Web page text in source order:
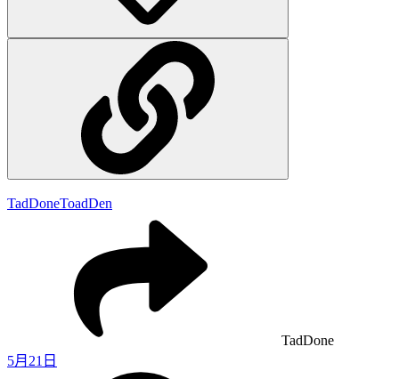
TadDoneToadDen
TadDone
5月21日